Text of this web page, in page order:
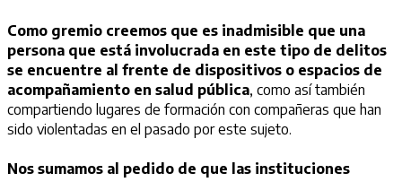
Como gremio creemos que es inadmisible que una
persona que está involucrada en este tipo de delitos
se encuentre al frente de dispositivos o espacios de
acompañamiento en salud pública, como así también
compartiendo lugares de formación con compañeras que han
sido violentadas en el pasado por este sujeto.
Nos sumamos al pedido de que las instituciones